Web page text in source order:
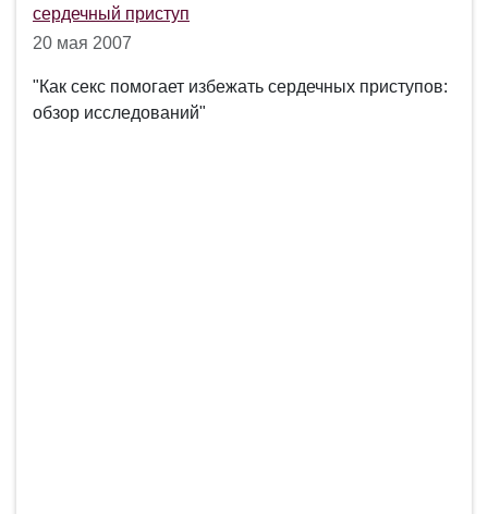
сердечный приступ
20 мая 2007
"Как секс помогает избежать сердечных приступов:
обзор исследований"